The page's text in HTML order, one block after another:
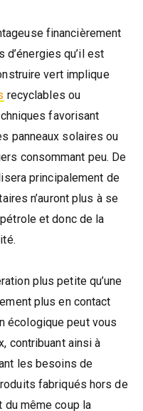
financièrement
d’énergies qu’il est
vert implique
recyclables ou
favorisant
panneaux solaires ou
consommant peu. De
principalement de
n’auront plus à se
et donc de la
plus petite qu’une
plus en contact
écologique peut vous
contribuant ainsi à
les besoins de
fabriqués hors de
du même coup la